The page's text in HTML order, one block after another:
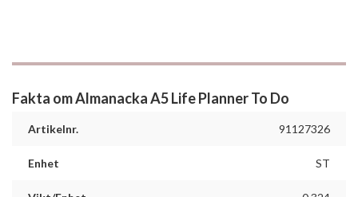
Fakta om Almanacka A5 Life Planner To Do
Artikelnr. 91127326
Enhet ST